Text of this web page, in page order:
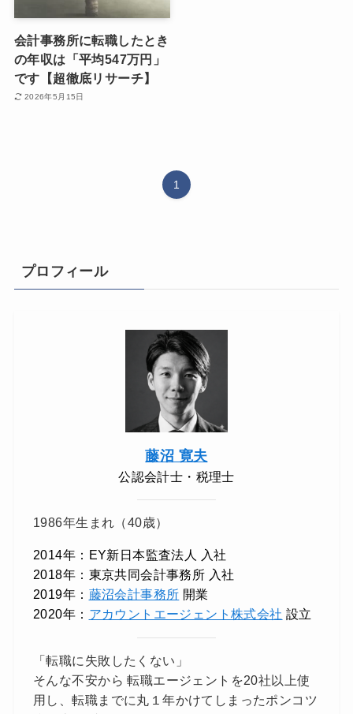
会計事務所に転職したとき
の年収は「平均547万円」
です【超徹底リサーチ】
2026年5月15日
1
プロフィール
藤沼 寛夫
公認会計士・税理士
1986年生まれ（40歳）
2014年：EY新日本監査法人 入社
2018年：東京共同会計事務所 入社
2019年： 藤沼会計事務所 開業
2020年： アカウントエージェント株式会社 設立
「転職に失敗したくない」
そんな不安から 転職エージェントを20社以上使
用し、転職までに丸１年かけてしまったポンコツ